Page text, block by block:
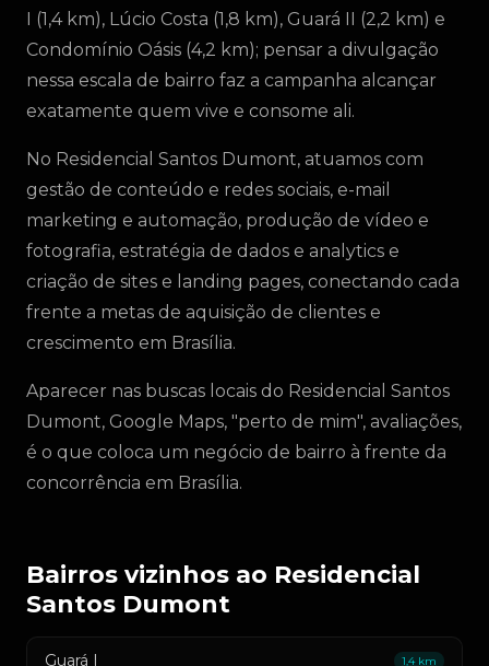
I (1,4 km), Lúcio Costa (1,8 km), Guará II (2,2 km) e
Condomínio Oásis (4,2 km); pensar a divulgação
nessa escala de bairro faz a campanha alcançar
exatamente quem vive e consome ali.
No Residencial Santos Dumont, atuamos com
gestão de conteúdo e redes sociais, e-mail
marketing e automação, produção de vídeo e
fotografia, estratégia de dados e analytics e
criação de sites e landing pages, conectando cada
frente a metas de aquisição de clientes e
crescimento em Brasília.
Aparecer nas buscas locais do Residencial Santos
Dumont, Google Maps, "perto de mim", avaliações,
é o que coloca um negócio de bairro à frente da
concorrência em Brasília.
Bairros vizinhos ao Residencial
Santos Dumont
Guará I 1,4 km